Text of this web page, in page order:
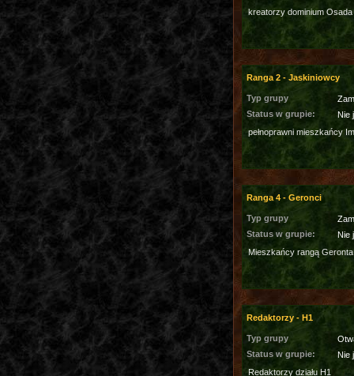
kreatorzy dominium Osada
Ranga 2 - Jaskiniowcy
Typ grupy
Status w grupie:
Nie
pełnoprawni mieszkańcy
Ranga 4 - Geronci
Typ grupy
Status w grupie:
Nie
Mieszkańcy rangą
Redaktorzy - H1
Typ grupy
Status w grupie:
Nie
Redaktorzy działu H1